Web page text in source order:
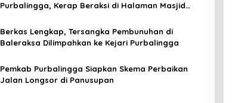
Purbalingga, Kerap Beraksi di Halaman Masjid
Berkas Lengkap, Tersangka Pembunuhan di
Baleraksa Dilimpahkan ke Kejari Purbalingga
Pemkab Purbalingga Siapkan Skema Perbaikan
Jalan Longsor di Panusupan